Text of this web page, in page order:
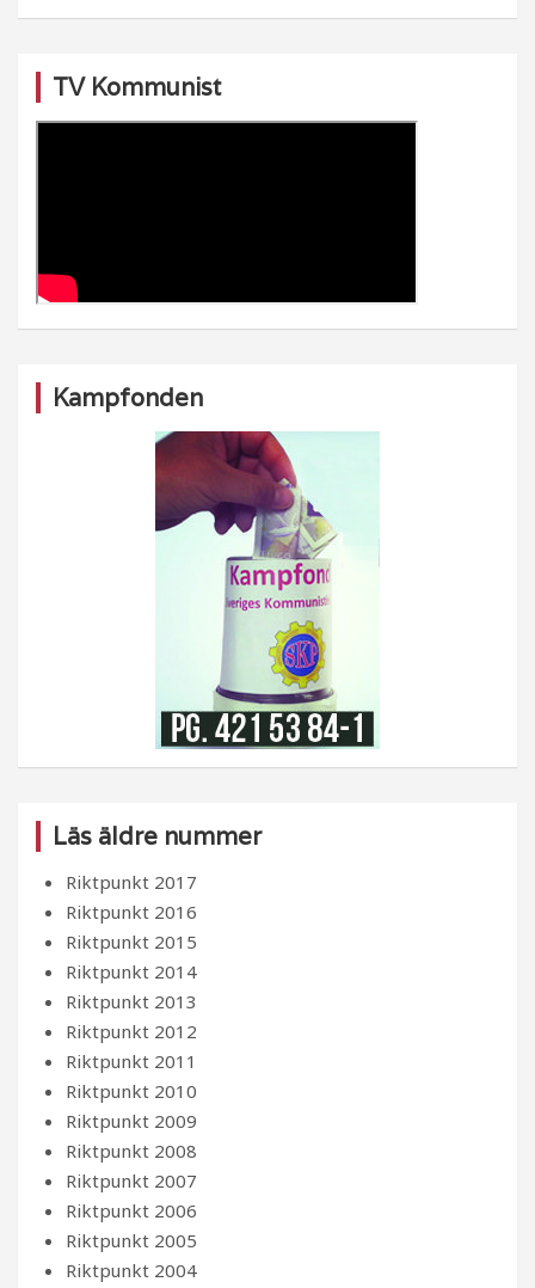
TV Kommunist
Kampfonden
Läs äldre nummer
Riktpunkt 2017
Riktpunkt 2016
Riktpunkt 2015
Riktpunkt 2014
Riktpunkt 2013
Riktpunkt 2012
Riktpunkt 2011
Riktpunkt 2010
Riktpunkt 2009
Riktpunkt 2008
Riktpunkt 2007
Riktpunkt 2006
Riktpunkt 2005
Riktpunkt 2004